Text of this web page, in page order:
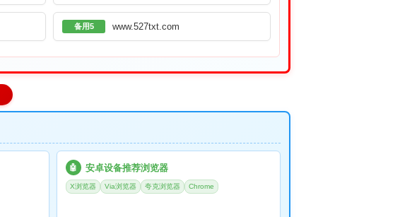
备用5 www.527txt.com
🤖 安卓设备推荐浏览器
X浏览器 Via浏览器 夸克浏览器 Chrome